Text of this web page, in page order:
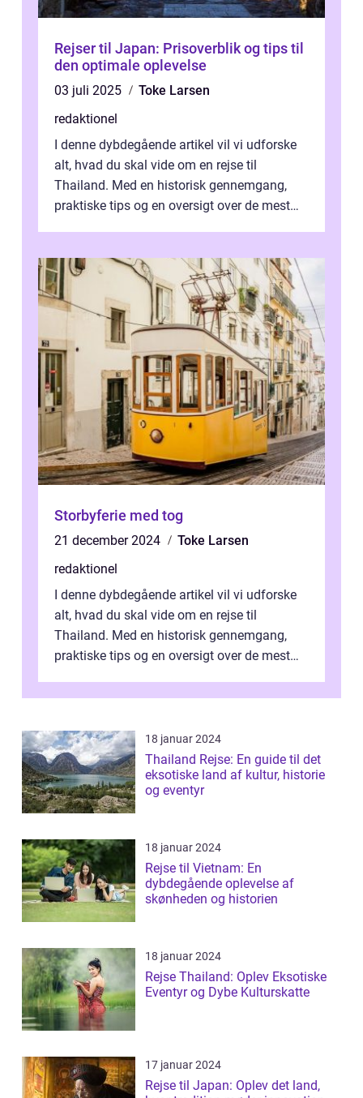
Rejser til Japan: Prisoverblik og tips til
den optimale oplevelse
03 juli 2025
Toke Larsen
redaktionel
I denne dybdegående artikel vil vi udforske
alt, hvad du skal vide om en rejse til
Thailand. Med en historisk gennemgang,
praktiske tips og en oversigt over de mest
Storbyferie med tog
21 december 2024
Toke Larsen
redaktionel
I denne dybdegående artikel vil vi udforske
alt, hvad du skal vide om en rejse til
Thailand. Med en historisk gennemgang,
praktiske tips og en oversigt over de mest
18 januar 2024
Thailand Rejse: En guide til det
eksotiske land af kultur, historie
og eventyr
18 januar 2024
Rejse til Vietnam: En
dybdegående oplevelse af
skønheden og historien
18 januar 2024
Rejse Thailand: Oplev Eksotiske
Eventyr og Dybe Kulturskatte
17 januar 2024
Rejse til Japan: Oplev det land,